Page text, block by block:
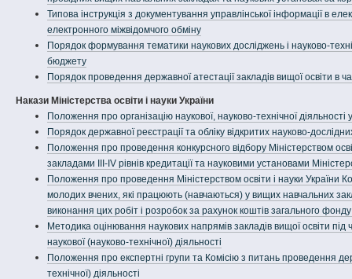
Типова інструкція з документування управлінської інформації в
електронного міжвідомчого обміну
Порядок формування тематики наукових досліджень і науково-
бюджету
Порядок проведення державної атестації закладів вищої освіти в
Накази Міністерства освіти і науки України
Положення про організацію наукової, науково-технічної
Порядок державної реєстрації та обліку відкритих науково-
Положення про проведення конкурсного відбору Міністерством
закладами III-IV рівнів кредитації та науковими установами
Положення про проведення Міністерством освіти і науки України
молодих вчених, які працюють (навчаються) у вищих навчальних
виконання цих робіт і розробок за рахунок коштів загального
Методика оцінювання наукових напрямів закладів вищої освіти
наукової (науково-технічної) діяльності
Положення про експертні групи та Комісію з питань проведення
технічної) діяльності